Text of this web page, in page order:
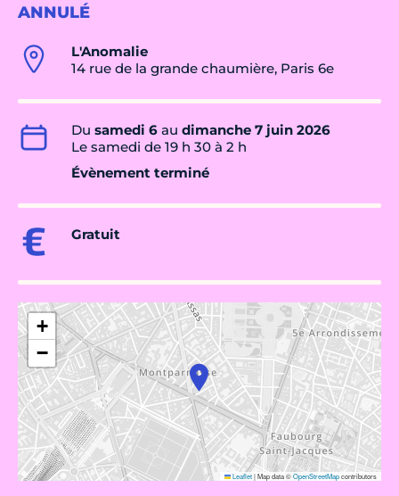
ANNULÉ
L'Anomalie
14 rue de la grande chaumière, Paris 6e
Du samedi 6 au dimanche 7 juin 2026
Le samedi de 19 h 30 à 2 h
Évènement terminé
Gratuit
+
−
Leaflet|Map data ©OpenStreetMapcontributors